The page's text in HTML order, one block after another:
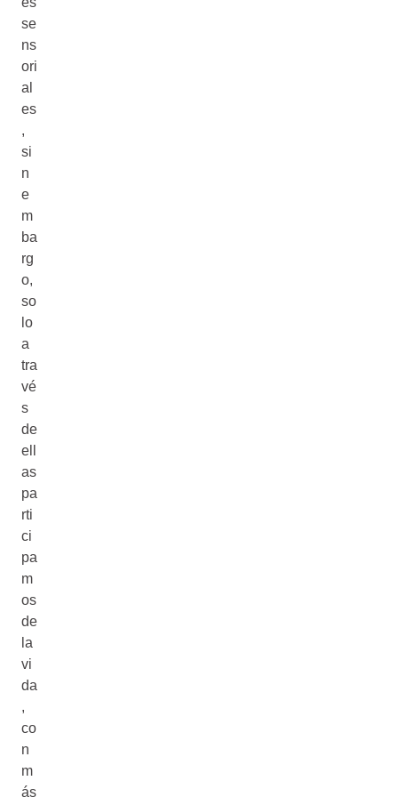
se
ns
ori
al
es
,
si
n
e
m
ba
rg
o,
so
lo
a
tra
vé
s
de
ell
as
pa
rti
ci
pa
m
os
de
la
vi
da
,
co
n
m
ás